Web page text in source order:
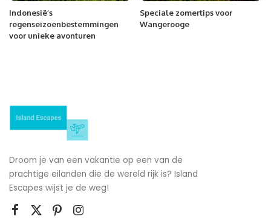
Indonesië’s
regenseizoenbestemmingen
voor unieke avonturen
Speciale zomertips voor
Wangerooge
Droom je van een vakantie op een van de
prachtige eilanden die de wereld rijk is? Island
Escapes wijst je de weg!